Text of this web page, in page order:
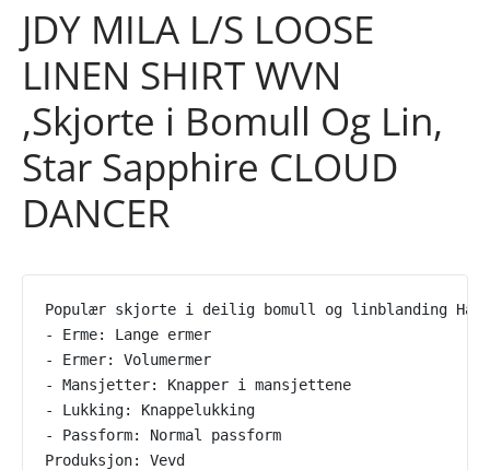
JDY MILA L/S LOOSE
LINEN SHIRT WVN
,Skjorte i Bomull Og Lin,
Star Sapphire CLOUD
DANCER
Populær skjorte i deilig bomull og linblanding
- Erme: Lange ermer
- Ermer: Volumermer
- Mansjetter: Knapper i mansjettene
- Lukking: Knappelukking
- Passform: Normal passform
Produksjon: Vevd